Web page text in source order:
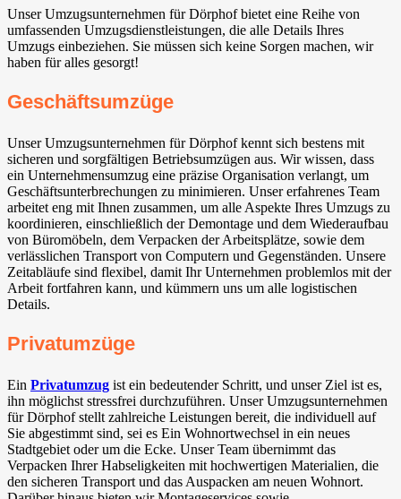
Unser Umzugsunternehmen für Dörphof bietet eine Reihe von
umfassenden Umzugsdienstleistungen, die alle Details Ihres
Umzugs einbeziehen. Sie müssen sich keine Sorgen machen, wir
haben für alles gesorgt!
Geschäftsumzüge
Unser Umzugsunternehmen für Dörphof kennt sich bestens mit
sicheren und sorgfältigen Betriebsumzügen aus. Wir wissen, dass
ein Unternehmensumzug eine präzise Organisation verlangt, um
Geschäftsunterbrechungen zu minimieren. Unser erfahrenes Team
arbeitet eng mit Ihnen zusammen, um alle Aspekte Ihres Umzugs zu
koordinieren, einschließlich der Demontage und dem Wiederaufbau
von Büromöbeln, dem Verpacken der Arbeitsplätze, sowie dem
verlässlichen Transport von Computern und Gegenständen. Unsere
Zeitabläufe sind flexibel, damit Ihr Unternehmen problemlos mit der
Arbeit fortfahren kann, und kümmern uns um alle logistischen
Details.
Privatumzüge
Ein Privatumzug ist ein bedeutender Schritt, und unser Ziel ist es,
ihn möglichst stressfrei durchzuführen. Unser Umzugsunternehmen
für Dörphof stellt zahlreiche Leistungen bereit, die individuell auf
Sie abgestimmt sind, sei es Ein Wohnortwechsel in ein neues
Stadtgebiet oder um die Ecke. Unser Team übernimmt das
Verpacken Ihrer Habseligkeiten mit hochwertigen Materialien, die
den sicheren Transport und das Auspacken am neuen Wohnort.